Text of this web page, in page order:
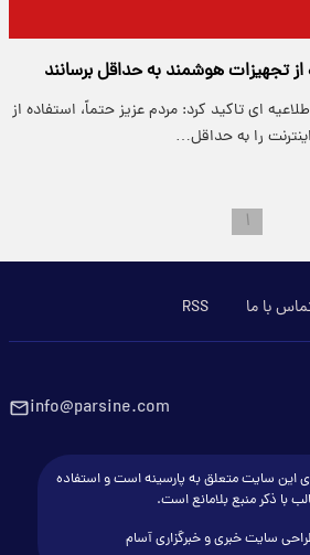
تجهیزات هوشمند به حداقل برسانند
ای تاکید کرد: مردم عزیز حتماً، استفاده از
را به حداقل…
۱
با ما RSS
info@parsine.com
این سایت متعلق به پارسینه است و استفاده
با ذکر منبع بلامانع است.
سایت خبری و خبرگزاری آسام